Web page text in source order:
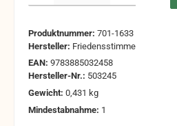
Produktnummer: 701-1633
Hersteller: Friedensstimme
EAN: 9783885032458
Hersteller-Nr.: 503245
Gewicht: 0,431 kg
Mindestabnahme: 1